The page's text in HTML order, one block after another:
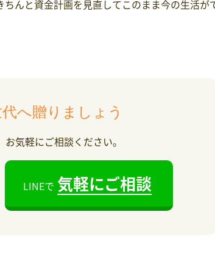
んと資金計画を見直してこのまま今の生活が
へ贈りましょう
気軽にご相談ください。
LINEで 気軽にご相談